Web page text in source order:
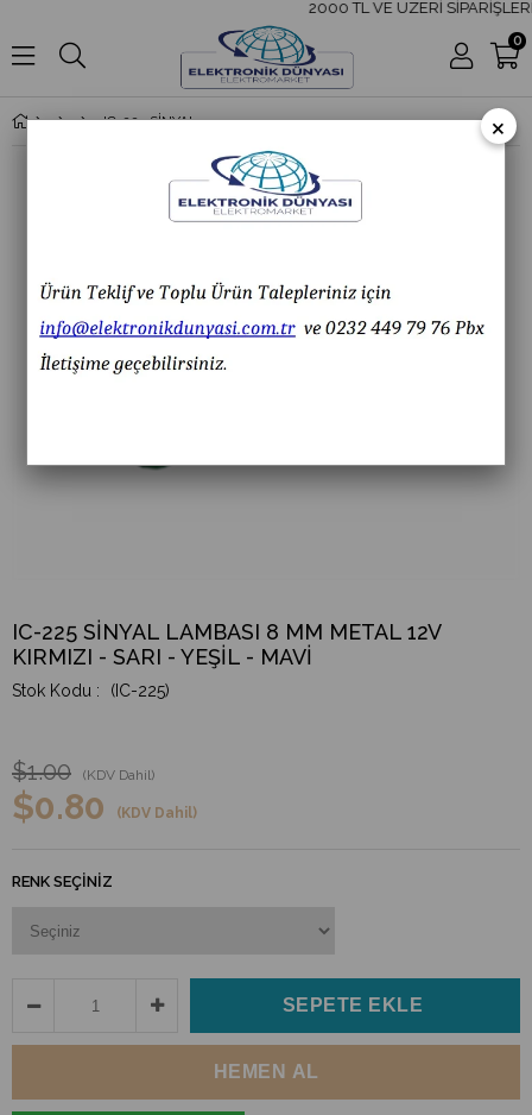
2000 TL VE ÜZERİ
0
IC-225 SİNYAL LAMBASI 8 MM METAL 12V KIRMIZI - SARI - YEŞİL - MAVİ
IC-225 SİNYAL LAMBASI 8 MM METAL 12V
KIRMIZI - SARI - YEŞİL - MAVİ
(IC-225)
$1.00 (KDV Dahil)
$0.80 (KDV Dahil)
RENK SEÇINIZ
×